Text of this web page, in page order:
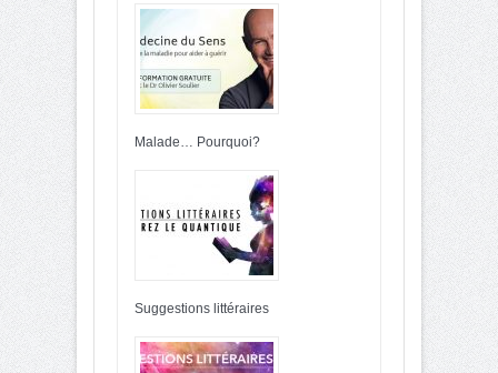
Malade… Pourquoi?
Suggestions littéraires